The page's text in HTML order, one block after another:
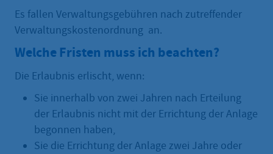
Es fallen Verwaltungsgebühren nach zutreffender
Verwaltungskostenordnung an.
Welche Fristen muss ich beachten?
Die Erlaubnis erlischt, wenn:
Sie innerhalb von zwei Jahren nach Erteilung
der Erlaubnis nicht mit der Errichtung der Anlage
begonnen haben,
Sie die Errichtung der Anlage zwei Jahre oder